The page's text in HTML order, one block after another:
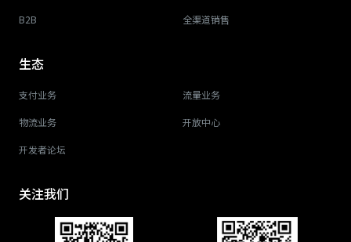
B2B 全渠道销售
生态
支付业务 流量业务
物流业务 开放中心
开发者论坛
关注我们